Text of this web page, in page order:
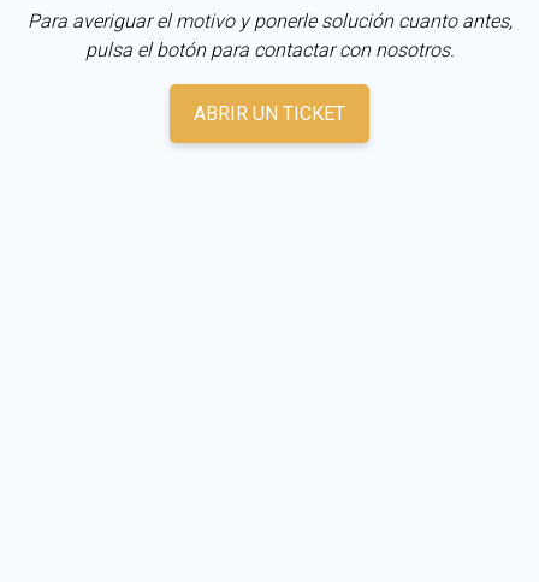
Para averiguar el motivo y ponerle solución cuanto antes,
pulsa el botón para contactar con nosotros.
ABRIR UN TICKET